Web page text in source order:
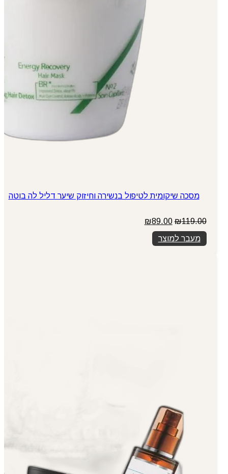
מסכה שיקומית לטיפול בנשירה וחיזוק שיער דליל לה בוטה
₪119.00
המחיר
המקורי
היה:
₪119.00.
₪89.00
מעבר למוצר